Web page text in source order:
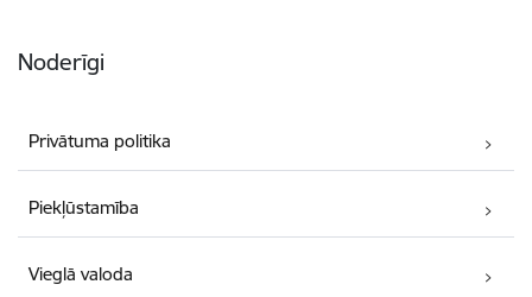
Noderīgi
Privātuma politika
Piekļūstamība
Vieglā valoda